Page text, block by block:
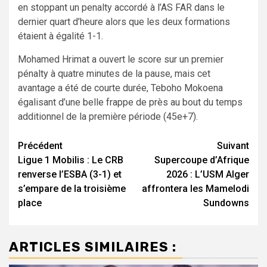
en stoppant un penalty accordé à l’AS FAR dans le
dernier quart d’heure alors que les deux formations
étaient à égalité 1-1.
Mohamed Hrimat a ouvert le score sur un premier
pénalty à quatre minutes de la pause, mais cet
avantage a été de courte durée, Teboho Mokoena
égalisant d’une belle frappe de près au bout du temps
additionnel de la première période (45e+7).
Navigation
d’article
Précédent
Ligue 1 Mobilis : Le CRB
renverse l’ESBA (3-1) et
s’empare de la troisième
place
Suivant
Supercoupe d’Afrique
2026 : L’USM Alger
affrontera les Mamelodi
Sundowns
ARTICLES SIMILAIRES :